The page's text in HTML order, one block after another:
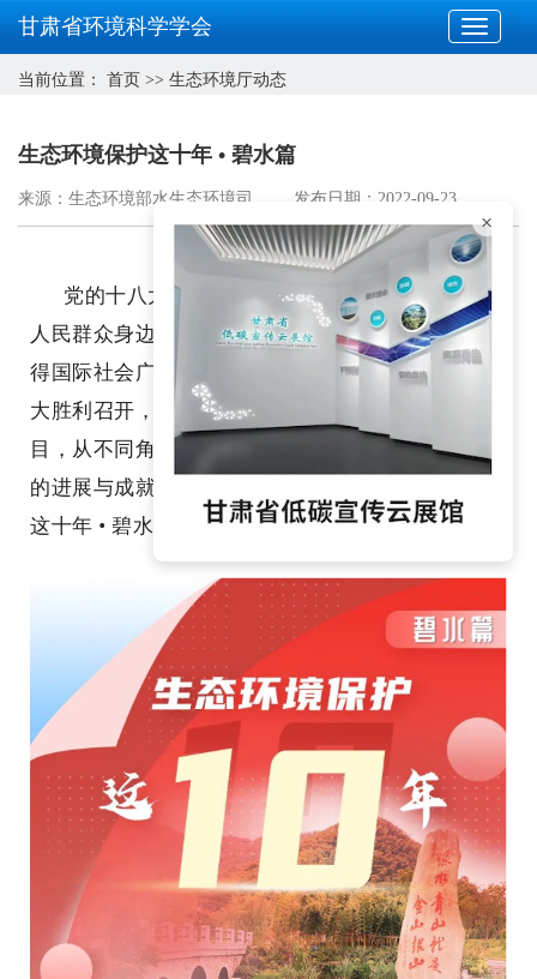
甘肃省环境科学学会
当前位置： 首页 >> 生态环境厅动态
生态环境保护这十年 • 碧水篇
来源：生态环境部水生态环境司 发布日期：2022-09-23
党的十八大以来，我国生态环境质量明显改善，
人民群众身边的蓝天白云、清水绿岸显著增多，赢
得国际社会广泛肯定和普遍赞誉。为迎接党的二十
大胜利召开，我们开设“生态环境保护这十年”栏
目，从不同角度展现十年间生态环境保护事业取得
的进展与成就。今天，我们一起来看“生态环境保护
这十年 • 碧水篇”～
×